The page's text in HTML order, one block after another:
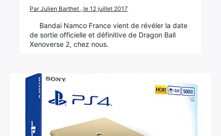
Par Julien Barthet , le 12 juillet 2017
Bandai Namco France vient de révéler la date
de sortie officielle et définitive de Dragon Ball
Xenoverse 2, chez nous.